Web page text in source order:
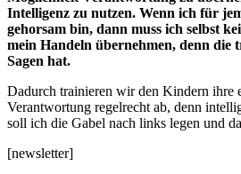
Intelligenz zu nutzen. Wenn ich für
gehorsam bin, dann muss ich selbst
mein Handeln übernehmen, denn die
Sagen hat.
Dadurch trainieren wir den Kindern ihre
Verantwortung regelrecht ab, denn
soll ich die Gabel nach links legen und
[newsletter]